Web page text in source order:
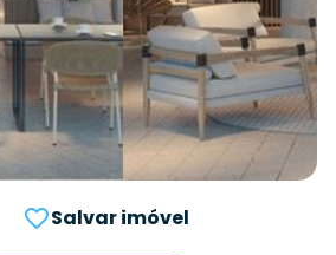
Salvar imóvel